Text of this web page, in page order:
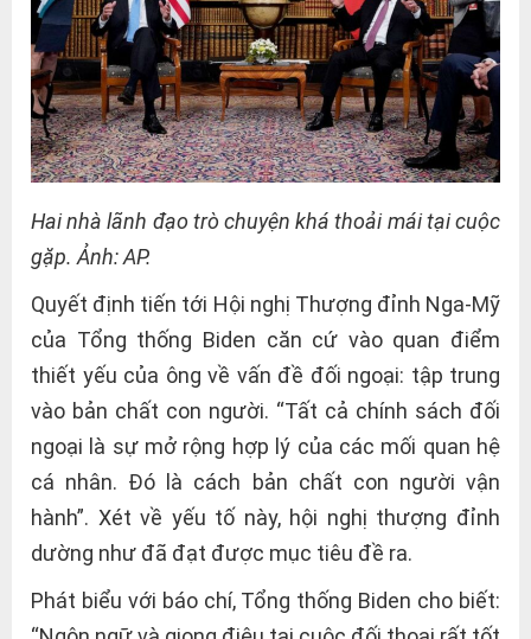
Hai nhà lãnh đạo trò chuyện khá thoải mái tại cuộc
gặp. Ảnh: AP.
Quyết định tiến tới Hội nghị Thượng đỉnh Nga-Mỹ
của Tổng thống Biden căn cứ vào quan điểm
thiết yếu của ông về vấn đề đối ngoại: tập trung
vào bản chất con người. “Tất cả chính sách đối
ngoại là sự mở rộng hợp lý của các mối quan hệ
cá nhân. Đó là cách bản chất con người vận
hành”. Xét về yếu tố này, hội nghị thượng đỉnh
dường như đã đạt được mục tiêu đề ra.
Phát biểu với báo chí, Tổng thống Biden cho biết: